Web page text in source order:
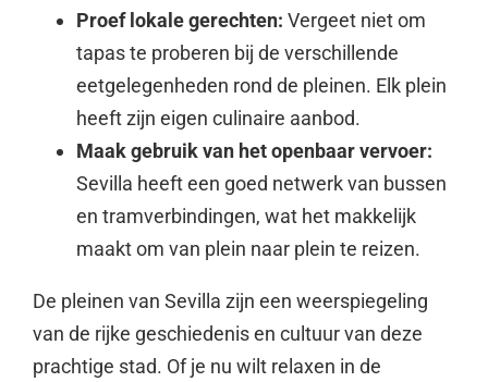
Proef lokale gerechten: Vergeet niet om
tapas te proberen bij de verschillende
eetgelegenheden rond de pleinen. Elk plein
heeft zijn eigen culinaire aanbod.
Maak gebruik van het openbaar vervoer:
Sevilla heeft een goed netwerk van bussen
en tramverbindingen, wat het makkelijk
maakt om van plein naar plein te reizen.
De pleinen van Sevilla zijn een weerspiegeling
van de rijke geschiedenis en cultuur van deze
prachtige stad. Of je nu wilt relaxen in de